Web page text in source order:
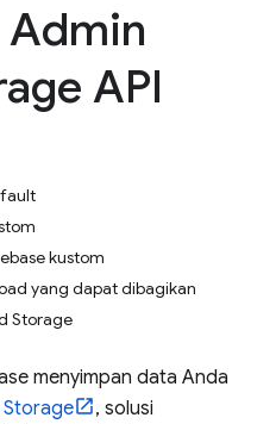
Admin
API
kustom
yang dapat dibagikan
Storage
menyimpan data Anda
, solusi